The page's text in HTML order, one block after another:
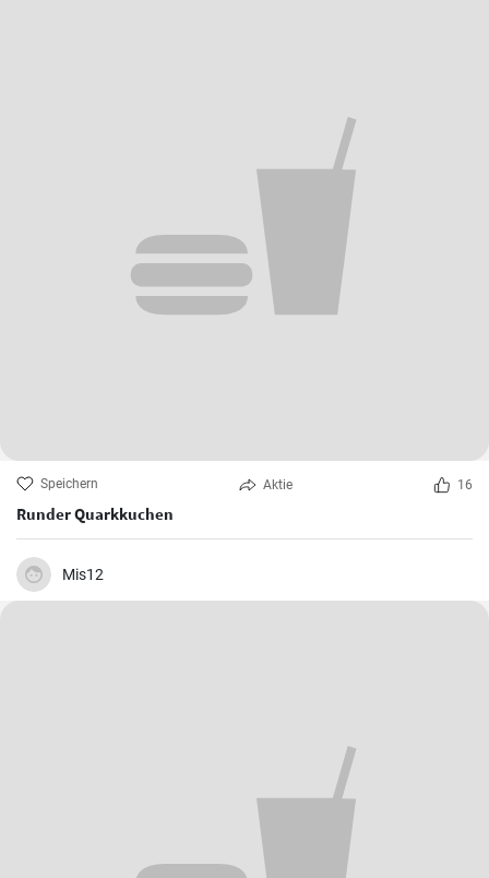
Speichern Aktie 16
Runder Quarkkuchen
Mis12